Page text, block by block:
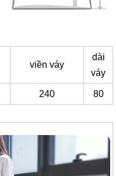
viền váy
dài
váy
240 80